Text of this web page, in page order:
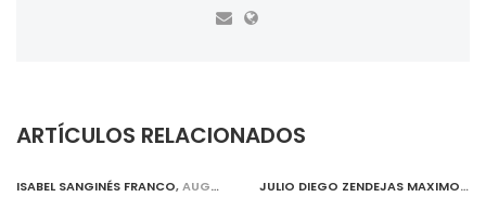
ARTÍCULOS RELACIONADOS
ISABEL SANGINÉS FRANCO,AUGUST 1, 2019 JULIO DIEGO ZENDEJAS MAXIMO
,